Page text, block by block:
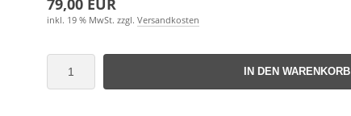
79,00 EUR
inkl. 19 % MwSt. zzgl. Versandkosten
IN DEN WARENKORB